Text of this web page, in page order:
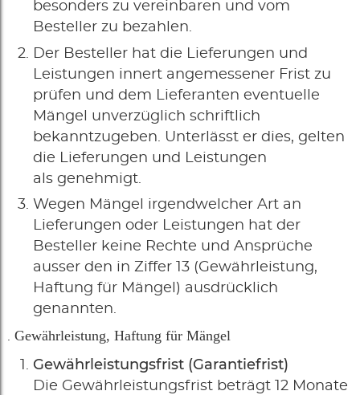
besonders zu vereinbaren und vom
Besteller zu bezahlen.
Der Besteller hat die Lieferungen und
Leistungen innert angemessener Frist zu
prüfen und dem Lieferanten eventuelle
Mängel unverzüglich schriftlich
bekanntzugeben. Unterlässt er dies, gelten
die Lieferungen und Leistungen
als genehmigt.
Wegen Mängel irgendwelcher Art an
Lieferungen oder Leistungen hat der
Besteller keine Rechte und Ansprüche
ausser den in Ziffer 13 (Gewährleistung,
Haftung für Mängel) ausdrücklich
genannten.
Gewährleistung, Haftung für Mängel
Gewährleistungsfrist (Garantiefrist)
Die Gewährleistungsfrist beträgt 12 Monate